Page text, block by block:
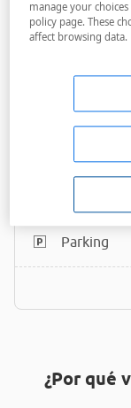
Kochoran
A menos
Bares /
Acceso
Parking
¿Por qué
manage your
policy page. These
affect browsing data.